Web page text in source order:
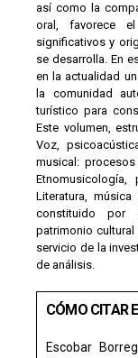
así como la
oral, favorece
significativos y
se desarrolla. En
en la actualidad
la comunidad
turístico para
Este volumen,
Voz,
musical:
Etnomusicología,
Literatura,
constituido por
patrimonio
servicio de la
de análisis.
CÓMO CITAR
Escobar